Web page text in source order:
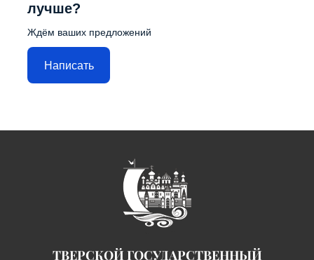
лучше?
Ждём ваших предложений
Написать
ТВЕРСКОЙ ГОСУДАРСТВЕННЫЙ